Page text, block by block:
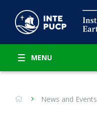
MENU
News and Events